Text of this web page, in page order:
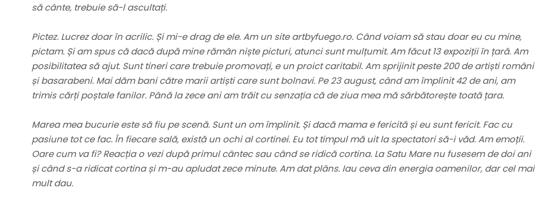
să cânte, trebuie să-l ascultați.
Pictez. Lucrez doar în acrilic. Și mi-e drag de ele. Am un site artbyfuego.ro. Când voiam să stau doar eu cu mine,
pictam. Și am spus că dacă după mine rămân niște picturi, atunci sunt mulțumit. Am făcut 13 expoziții în țară. Am
posibilitatea să ajut. Sunt tineri care trebuie promovați, e un proict caritabil. Am sprijinit peste 200 de artiști români
și basarabeni. Mai dăm bani către marii artiști care sunt bolnavi. Pe 23 august, când am împlinit 42 de ani, am
trimis cărți poștale fanilor. Până la zece ani am trăit cu senzația că de ziua mea mă sărbătorește toată țara.
Marea mea bucurie este să fiu pe scenă. Sunt un om împlinit. Și dacă mama e fericită și eu sunt fericit. Fac cu
pasiune tot ce fac. În fiecare sală, există un ochi al cortinei. Eu tot timpul mă uit la spectatori să-i văd. Am emoții.
Oare cum va fi? Reacția o vezi după primul cântec sau când se ridică cortina. La Satu Mare nu fusesem de doi ani
și când s-a ridicat cortina și m-au apludat zece minute. Am dat plâns. Iau ceva din energia oamenilor, dar cel mai
mult dau.